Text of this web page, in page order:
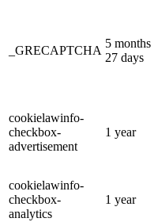
_GRECAPTCHA
5 months
27 days
cookielawinfo-
checkbox-
advertisement
1 year
cookielawinfo-
checkbox-
analytics
1 year